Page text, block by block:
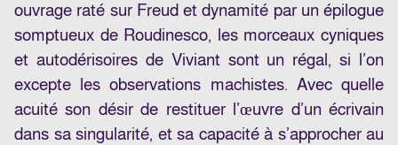
ouvrage raté sur Freud et dynamité par un épilogue
somptueux de Roudinesco, les morceaux cyniques
et autodérisoires de Viviant sont un régal, si l’on
excepte les observations machistes. Avec quelle
acuité son désir de restituer l’œuvre d’un écrivain
dans sa singularité, et sa capacité à s’approcher au